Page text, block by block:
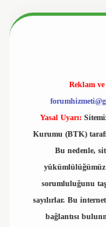
Reklam
Yasal Uyarı:
Kurumu (BTK)
Bu nedenle,
yükümlülüğümüz
sorumluluğunu
sayılırlar. Bu
bağlantısı